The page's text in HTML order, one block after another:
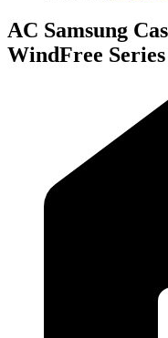
AC Samsung
WindFree Series